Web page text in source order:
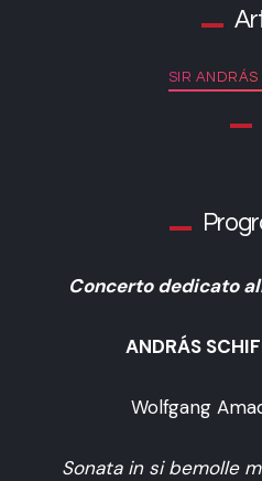
SIR ANDRÁS
Concerto dedicato
ANDRÁS
Wolfgang
Sonata in si bemolle